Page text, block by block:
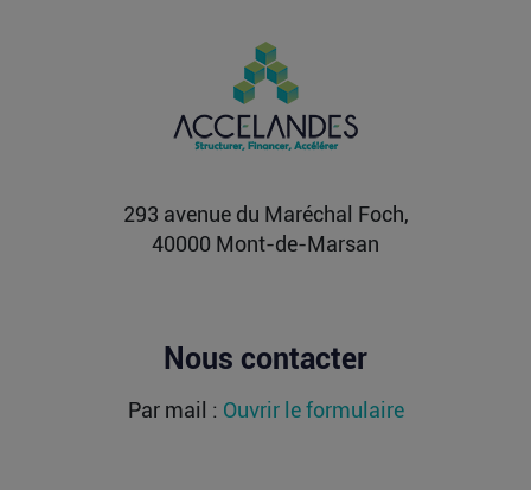
affluent vers les futurs moteurs de l’IA
Alors que l’entraînement des grands modèles a
longtemps concentré les investissements, les
293 avenue du Maréchal Foch,
40000 Mont-de-Marsan
Nous contacter
Par mail : Ouvrir le formulaire